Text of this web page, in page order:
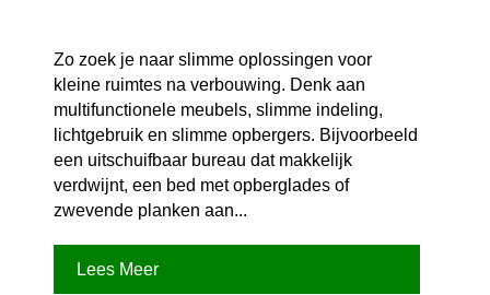
Zo zoek je naar slimme oplossingen voor
kleine ruimtes na verbouwing.​ Denk aan
multifunctionele meubels, slimme indeling,
lichtgebruik en slimme opbergers.​ Bijvoorbeeld
een uitschuifbaar bureau dat makkelijk
verdwijnt, een bed met opberglades of
zwevende planken aan...
Lees Meer